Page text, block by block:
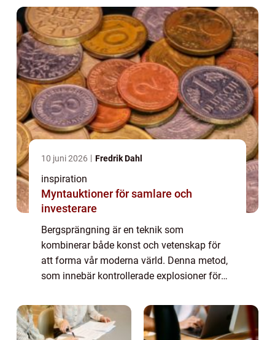
skulle vara ...
10 juni 2026 Fredrik Dahl
inspiration
Myntauktioner för samlare och
investerare
Bergsprängning är en teknik som
kombinerar både konst och vetenskap för
att forma vår moderna värld. Denna metod,
som innebär kontrollerade explosioner för
utveckling på platser där terrängen annars
skulle vara ...